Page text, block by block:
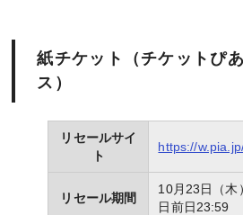
紙チケット（チケットぴ
ス）
リセールサイ
ト
https://
リセール期間
10月23日（木
日前日23:59